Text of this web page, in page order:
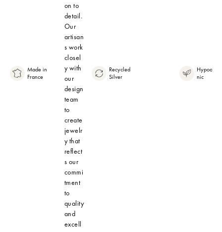
Made in
France
on to
detail.
Our
artisan
s work
closel
y with
our
design
team
to
create
jewelr
y that
reflect
s our
commi
tment
to
quality
and
excell
Recycled
Silver
nic